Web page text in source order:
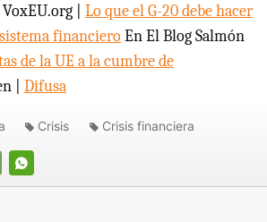
| Lo que el G-20 debe hacer
financieroEn El Blog Salmón
de la UE a la cumbre de
| Difusa
WHATSAPP
Crisis Crisis financiera